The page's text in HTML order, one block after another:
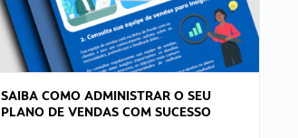
SAIBA COMO ADMINISTRAR O SEU
PLANO DE VENDAS COM SUCESSO